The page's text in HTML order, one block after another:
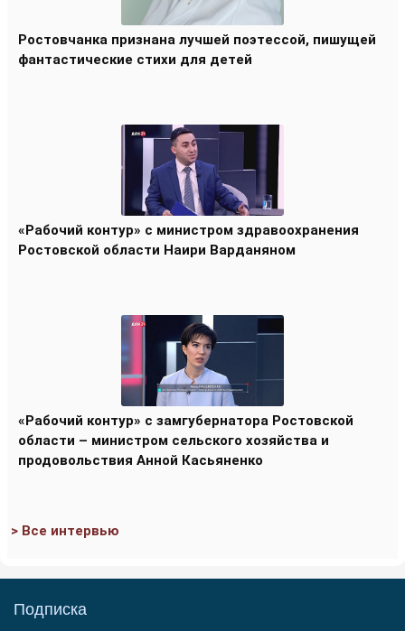
Ростовчанка признана лучшей поэтессой, пишущей
фантастические стихи для детей
«Рабочий контур» с министром здравоохранения
Ростовской области Наири Варданяном
«Рабочий контур» с замгубернатора Ростовской
области – министром сельского хозяйства и
продовольствия Анной Касьяненко
> Все интервью
Подписка